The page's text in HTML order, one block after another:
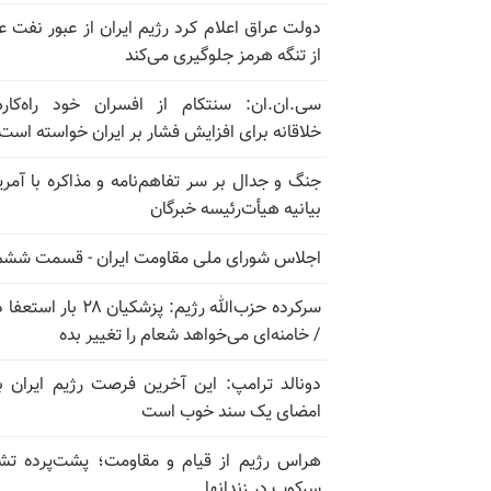
دولت عراق اعلام کرد رژیم ایران از عبور نفت
از تنگه هرمز جلوگیری می‌کند
سی.ان.ان: سنتکام از افسران خود
خلاقانه برای افزایش فشار بر ایران خواسته
جنگ و جدال بر سر تفاهم‌نامه و مذاکره با
بیانیه هیأت‌رئیسه خبرگان
اجلاس شورای ملی مقاومت ایران - قسمت
سرکرده حزب‌الله رژیم: پزشکیان ۲۸
/ خامنه‌ای می‌خواهد شعام را تغییر بده
دونالد ترامپ: این آخرین فرصت رژیم ایران
امضای یک سند خوب است
هراس رژیم از قیام و مقاومت؛ پشت‌پرده